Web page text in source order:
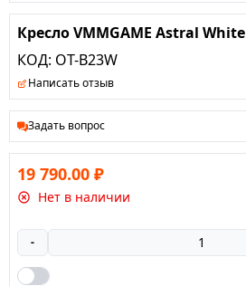
Кресло VMMGAME Astral White
КОД: OT-B23W
Написать отзыв
Задать вопрос
19 790.00 ₽
Нет в наличии
-